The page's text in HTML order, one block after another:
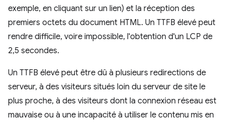
exemple, en cliquant sur un lien) et la réception des
premiers octets du document HTML. Un TTFB élevé peut
rendre difficile, voire impossible, l'obtention d'un LCP de
2,5 secondes.
Un TTFB élevé peut être dû à plusieurs redirections de
serveur, à des visiteurs situés loin du serveur de site le
plus proche, à des visiteurs dont la connexion réseau est
mauvaise ou à une incapacité à utiliser le contenu mis en